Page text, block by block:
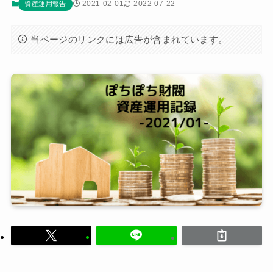
資産運用報告 2021-02-01 2022-07-22
当ページのリンクには広告が含まれています。